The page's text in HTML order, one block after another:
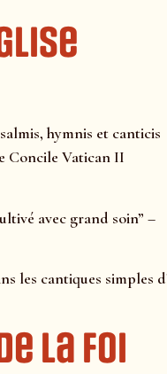
hymnis et canticis
Concile Vatican II
avec grand soin” –
les cantiques simples
la foi